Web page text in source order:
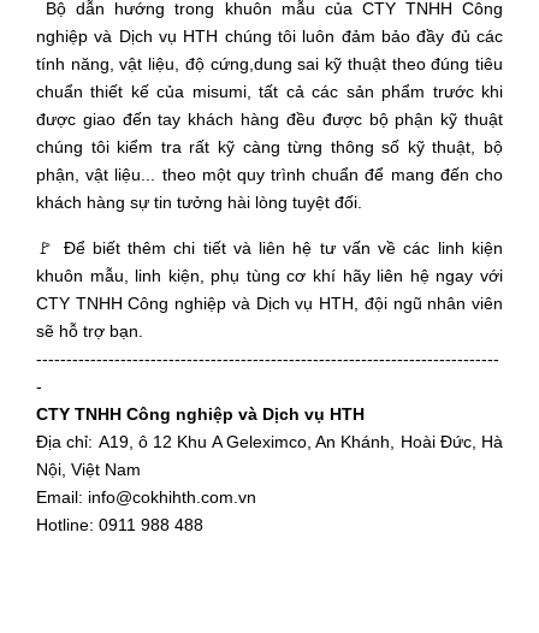
Bộ dẫn hướng trong khuôn mẫu của CTY TNHH Công
nghiệp và Dịch vụ HTH chúng tôi luôn đảm bảo đầy đủ các
tính năng, vật liệu, độ cứng,dung sai kỹ thuật theo đúng tiêu
chuẩn thiết kế của misumi, tất cả các sản phẩm trước khi
được giao đến tay khách hàng đều được bộ phận kỹ thuật
chúng tôi kiểm tra rất kỹ càng từng thông số kỹ thuật, bộ
phận, vật liệu... theo một quy trình chuẩn để mang đến cho
khách hàng sự tin tưởng hài lòng tuyệt đối.
🚩 Để biết thêm chi tiết và liên hệ tư vấn về các linh kiện
khuôn mẫu, linh kiện, phụ tùng cơ khí hãy liên hệ ngay với
CTY TNHH Công nghiệp và Dịch vụ HTH, đội ngũ nhân viên
sẽ hỗ trợ bạn.
-----------------------------------------------------------------------------
-
CTY TNHH Công nghiệp và Dịch vụ HTH
Địa chỉ: A19, ô 12 Khu A Geleximco, An Khánh, Hoài Đức, Hà
Nội, Việt Nam
Email: info@cokhihth.com.vn
Hotline: 0911 988 488